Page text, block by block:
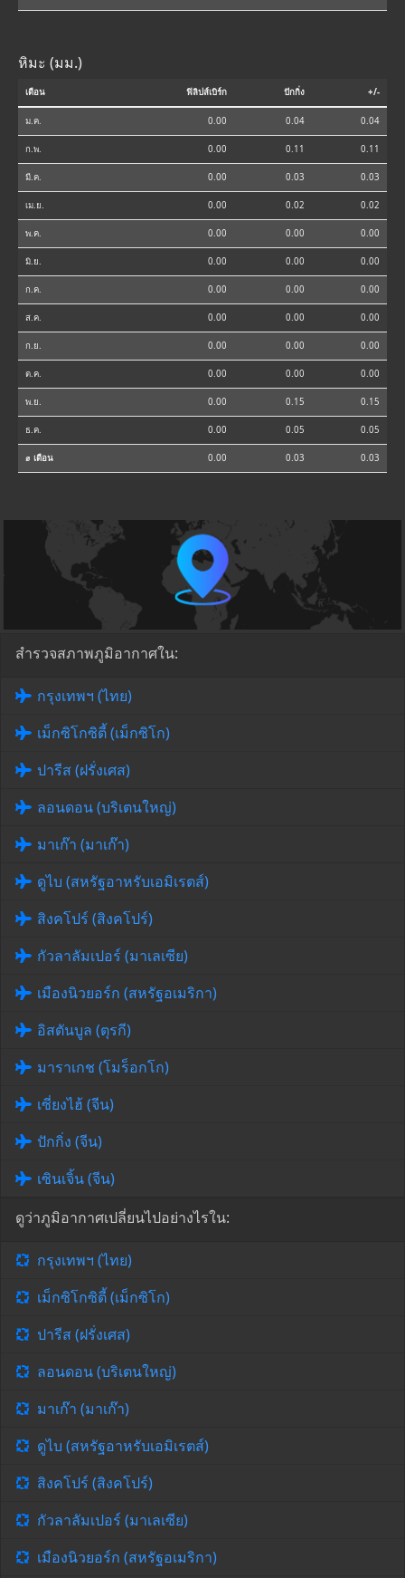
หิมะ (มม.)
เดือน ฟิลิปส์เบิร์ก ปักกิ่ง +/-
ม.ค. 0.00 0.04 0.04
ก.พ. 0.00 0.11 0.11
มี.ค. 0.00 0.03 0.03
เม.ย. 0.00 0.02 0.02
พ.ค. 0.00 0.00 0.00
มิ.ย. 0.00 0.00 0.00
ก.ค. 0.00 0.00 0.00
ส.ค. 0.00 0.00 0.00
ก.ย. 0.00 0.00 0.00
ต.ค. 0.00 0.00 0.00
พ.ย. 0.00 0.15 0.15
ธ.ค. 0.00 0.05 0.05
⌀ เดือน 0.00 0.03 0.03
สำรวจสภาพภูมิอากาศใน:
กรุงเทพฯ (ไทย)
เม็กซิโกซิตี้ (เม็กซิโก)
ปารีส (ฝรั่งเศส)
ลอนดอน (บริเตนใหญ่)
มาเก๊า (มาเก๊า)
ดูไบ (สหรัฐอาหรับเอมิเรตส์)
สิงคโปร์ (สิงคโปร์)
กัวลาลัมเปอร์ (มาเลเซีย)
เมืองนิวยอร์ก (สหรัฐอเมริกา)
อิสตันบูล (ตุรกี)
มาราเกช (โมร็อกโก)
เซี่ยงไฮ้ (จีน)
ปักกิ่ง (จีน)
เซินเจิ้น (จีน)
ดูว่าภูมิอากาศเปลี่ยนไปอย่างไรใน:
กรุงเทพฯ (ไทย)
เม็กซิโกซิตี้ (เม็กซิโก)
ปารีส (ฝรั่งเศส)
ลอนดอน (บริเตนใหญ่)
มาเก๊า (มาเก๊า)
ดูไบ (สหรัฐอาหรับเอมิเรตส์)
สิงคโปร์ (สิงคโปร์)
กัวลาลัมเปอร์ (มาเลเซีย)
เมืองนิวยอร์ก (สหรัฐอเมริกา)